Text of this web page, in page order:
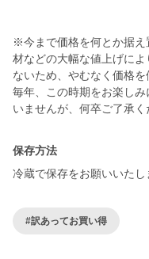
※今まで価格を何とか据え
材などの大幅な値上げに
ないため、やむなく価格を
毎年、この時期をお楽し
いませんが、何卒ご了承く
保存方法
冷蔵で保存をお願いいたし
#訳あってお買い得